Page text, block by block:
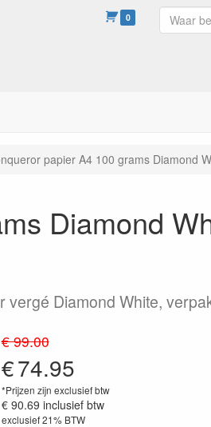
0
papier A4 100 grams Diamond
Diamond
vergé Diamond White,
€ 99.00
€74.95
*Prijzen zijn exclusief btw
€ 90.69 inclusief btw
exclusief 21% BTW